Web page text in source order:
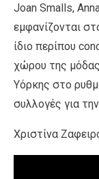
Joan Smalls,
εμφανίζονται
ίδιο περίπου
χώρου της
Υόρκης στο
συλλογές για
Χριστίνα